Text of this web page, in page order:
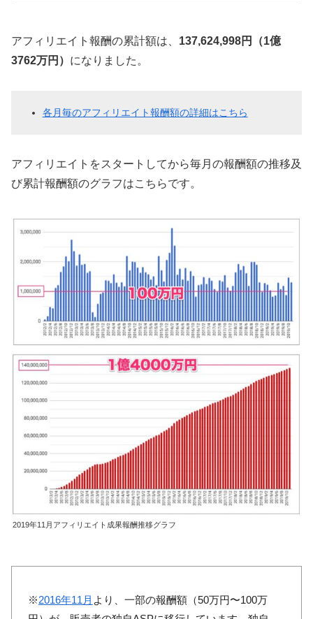
アフィリエイト報酬の累計額は、 137,624,998円（1億
3762万円） になりました。
各月毎のアフィリエイト報酬額の詳細はこちら
アフィリエイトをスタートしてから毎月の報酬額の推移及
び累計報酬額のグラフはこちらです。
2019年11月アフィリエイト成果報酬推移グラフ
※2016年11月 より、一部の報酬額（50万円〜100万